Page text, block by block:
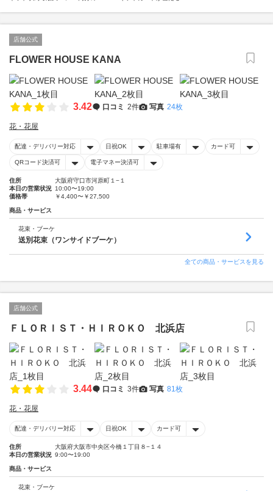
店舗公式
FLOWER HOUSE KANA
3.42 口コミ 2件 写真 24枚
花・花屋
配達・デリバリー対応 日祝OK 駐車場有 カード可
QRコード決済可 電子マネー決済可
住所
大阪府守口市河原町１−１
本日の営業状況 10:00〜19:00
価格帯
￥4,400〜￥27,500
商品・サービス
花束・ブーケ
送別花束（ワンサイドブーケ）
全ての商品・サービスを見る
店舗公式
ＦＬＯＲＩＳＴ・ＨＩＲＯＫＯ 北浜店
3.44 口コミ 3件 写真 81枚
花・花屋
配達・デリバリー対応 日祝OK カード可
住所
大阪府大阪市中央区今橋１丁目８−１４
本日の営業状況 9:00〜19:00
商品・サービス
花束・ブーケ